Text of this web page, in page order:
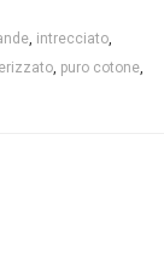
, intrecciato,
, puro cotone,